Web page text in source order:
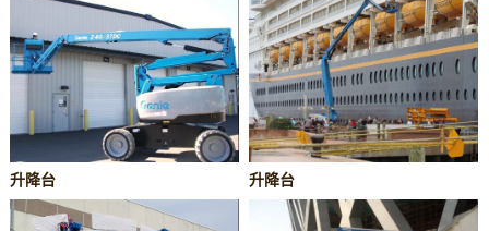
升降台 升降台